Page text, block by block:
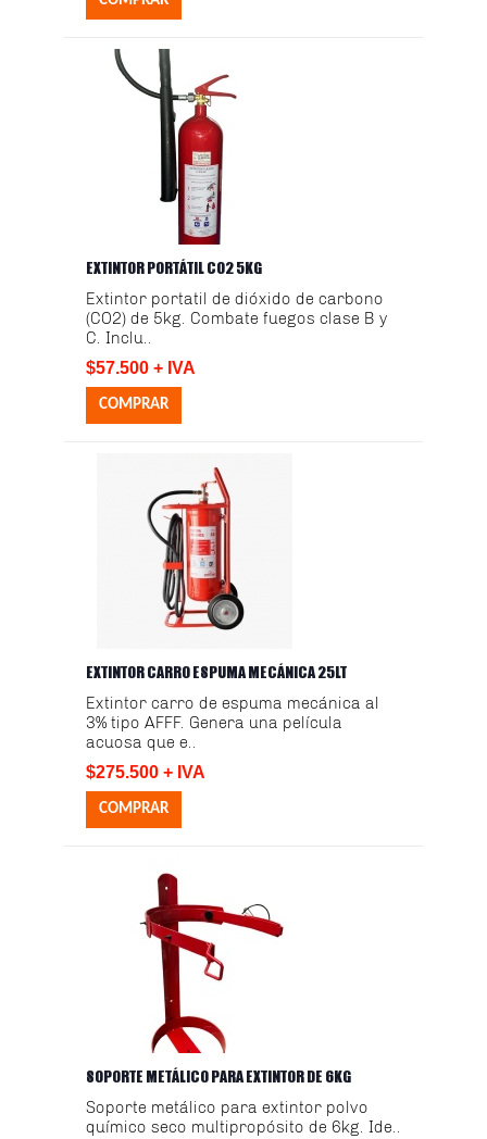
EXTINTOR PORTÁTIL CO2 5KG
Extintor portatil de dióxido de carbono
(CO2) de 5kg. Combate fuegos clase B y
C. Inclu..
$57.500 + IVA
EXTINTOR CARRO ESPUMA MECÁNICA 25LT
Extintor carro de espuma mecánica al
3% tipo AFFF. Genera una película
acuosa que e..
$275.500 + IVA
SOPORTE METÁLICO PARA EXTINTOR DE 6KG
Soporte metálico para extintor polvo
químico seco multipropósito de 6kg. Ide..